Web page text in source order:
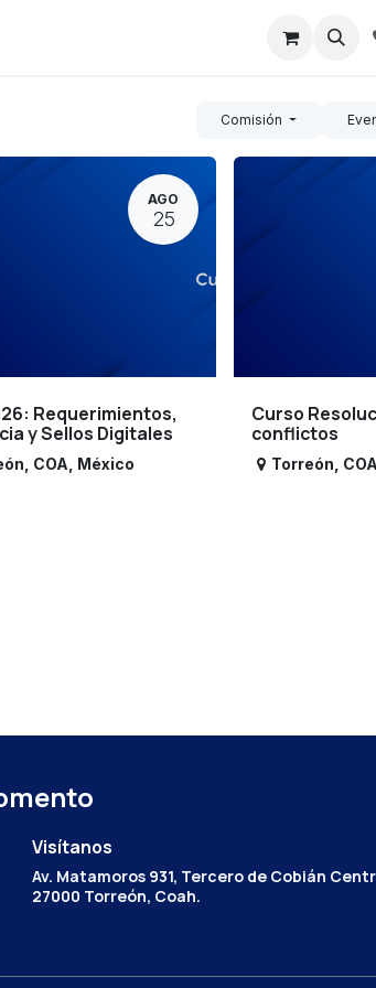
Noticias
Comisión
AGO
25
Requerimientos,
y Sellos Digitales
COA México
Curso
conflictos
Torreón COA
Visítanos
Av. Matamoros 931, Tercero de Cobián
27000 Torreón, Coah.